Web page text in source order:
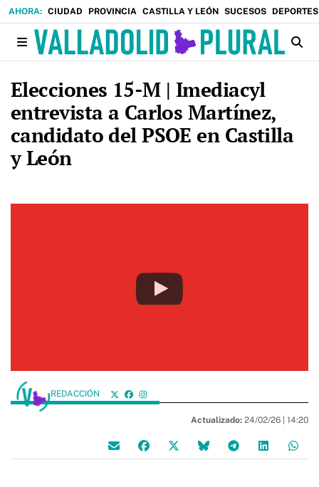
CIUDAD PROVINCIA CASTILLA Y LEÓN SUCESOS DEPORTES
Elecciones 15-M | Imediacyl
entrevista a Carlos Martínez,
candidato del PSOE en Castilla
y León
REDACCIÓN
Actualizado: 24/02/26 | 14:20